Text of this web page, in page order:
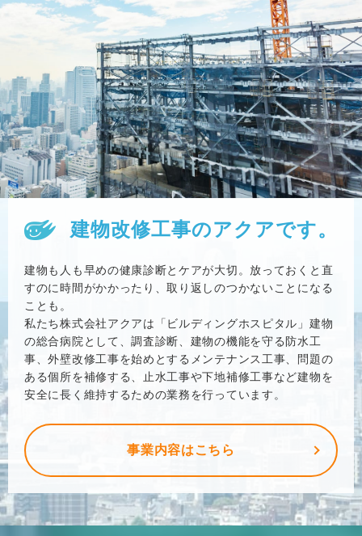
建物改修工事のアクアです。
建物も人も早めの健康診断とケアが大切。放っておくと直
すのに時間がかかったり、取り返しのつかないことになる
ことも。
私たち株式会社アクアは「ビルディングホスピタル」建物
の総合病院として、調査診断、建物の機能を守る防水工
事、外壁改修工事を始めとするメンテナンス工事、問題の
ある個所を補修する、止水工事や下地補修工事など建物を
安全に長く維持するための業務を行っています。
事業内容はこちら